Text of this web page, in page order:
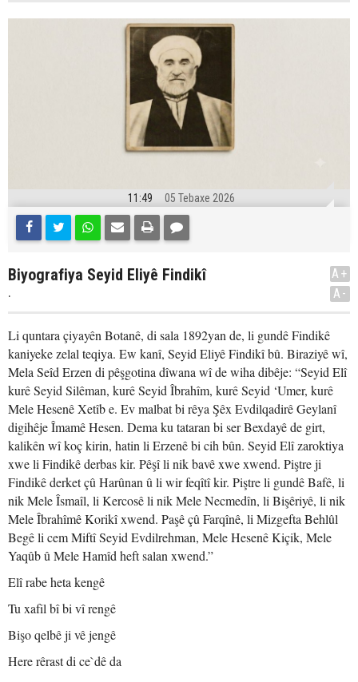
11:49 05 Tebaxe 2026
Biyografiya Seyid Eliyê Findikî
.
A+
A-
Li quntara çiyayên Botanê, di sala 1892yan de, li gundê Findikê
kaniyeke zelal teqiya. Ew kanî, Seyid Eliyê Findikî bû. Biraziyê wî,
Mela Seîd Erzen di pêşgotina dîwana wî de wiha dibêje: “Seyid Elî
kurê Seyid Silêman, kurê Seyid Îbrahîm, kurê Seyid ‘Umer, kurê
Mele Hesenê Xetîb e. Ev malbat bi rêya Şêx Evdilqadirê Geylanî
digihêje Îmamê Hesen. Dema ku tataran bi ser Bexdayê de girt,
kalikên wî koç kirin, hatin li Erzenê bi cih bûn. Seyid Elî zaroktiya
xwe li Findikê derbas kir. Pêşî li nik bavê xwe xwend. Piştre ji
Findikê derket çû Harûnan û li wir feqîtî kir. Piştre li gundê Bafê, li
nik Mele Îsmaîl, li Kercosê li nik Mele Necmedîn, li Bişêriyê, li nik
Mele Îbrahîmê Korikî xwend. Paşê çû Farqînê, li Mizgefta Behlûl
Begê li cem Miftî Seyid Evdilrehman, Mele Hesenê Kiçik, Mele
Yaqûb û Mele Hamîd heft salan xwend.”
Elî rabe heta kengê
Tu xafil bî bi vî rengê
Bişo qelbê ji vê jengê
Here rêrast di ce`dê da